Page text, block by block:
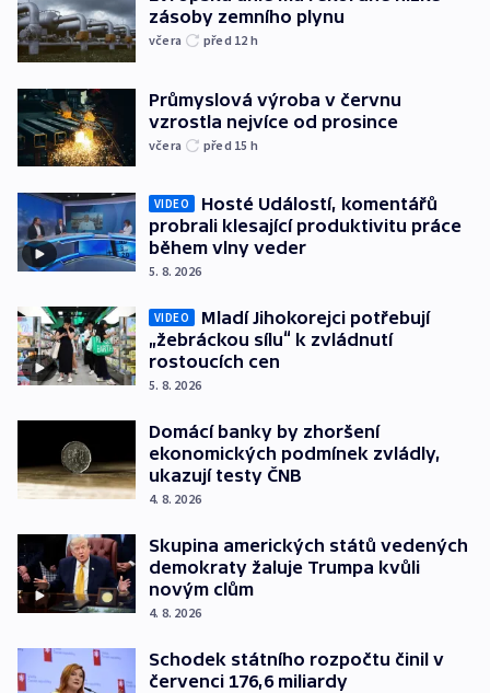
zásoby zemního plynu
včera před 12 h
Průmyslová výroba v červnu
vzrostla nejvíce od prosince
včera před 15 h
VIDEO
Hosté Událostí, komentářů
probrali klesající produktivitu práce
během vlny veder
5. 8. 2026
VIDEO
Mladí Jihokorejci potřebují
„žebráckou sílu“ k zvládnutí
rostoucích cen
5. 8. 2026
Domácí banky by zhoršení
ekonomických podmínek zvládly,
ukazují testy ČNB
4. 8. 2026
Skupina amerických států vedených
demokraty žaluje Trumpa kvůli
novým clům
4. 8. 2026
Schodek státního rozpočtu činil v
červenci 176,6 miliardy